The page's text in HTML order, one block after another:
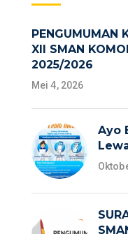
PENGUMUMAN
XII SMAN
2025/2026
Mei 4, 2026
Ayo